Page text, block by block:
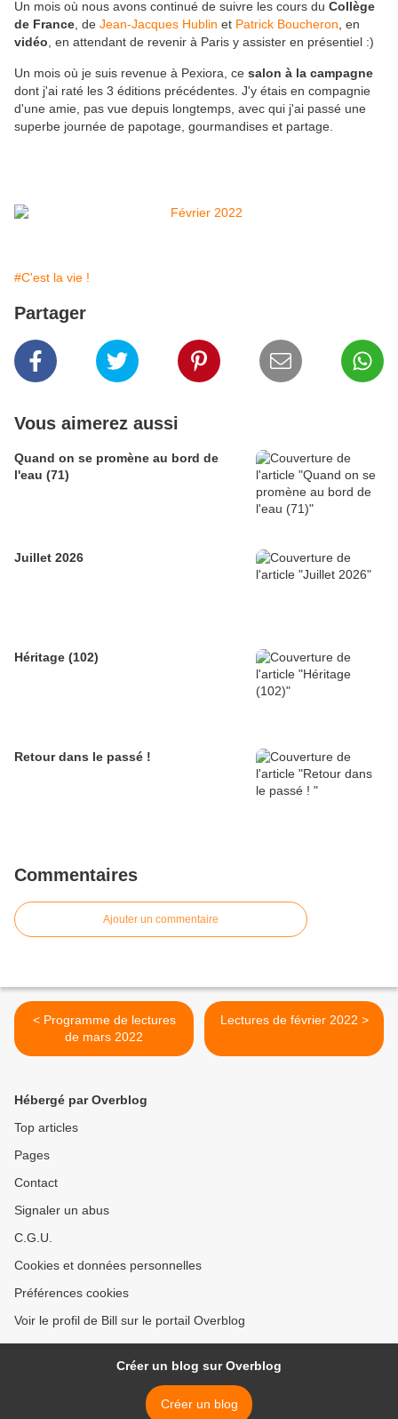
Un mois où nous avons continué de suivre les cours du Collège
de France , de Jean-Jacques Hublin et Patrick Boucheron , en
vidéo , en attendant de revenir à Paris y assister en présentiel :)
Un mois où je suis revenue à Pexiora, ce salon à la campagne
dont j'ai raté les 3 éditions précédentes. J'y étais en compagnie
d'une amie, pas vue depuis longtemps, avec qui j'ai passé une
superbe journée de papotage, gourmandises et partage.
#C'est la vie !
Partager
Vous aimerez aussi
Quand on se promène au bord de
l'eau (71)
Juillet 2026
Héritage (102)
Retour dans le passé !
Commentaires
Ajouter un commentaire
< Programme de lectures
de mars 2022
Lectures de février 2022 >
Hébergé par Overblog
Top articles
Pages
Contact
Signaler un abus
C.G.U.
Cookies et données personnelles
Préférences cookies
Voir le profil de Bill sur le portail Overblog
Créer un blog sur Overblog
Créer un blog